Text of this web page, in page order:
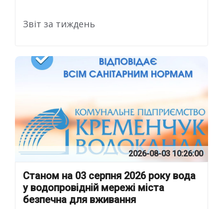
Звіт за тиждень
2026-08-03 10:26:00
Станом на 03 серпня 2026 року вода
у водопровідній мережі міста
безпечна для вживання